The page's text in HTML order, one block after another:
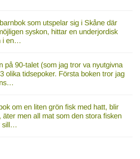
som utspelar sig i Skåne där
syskon, hittar en underjordisk
i en…
på 90-talet (som jag tror va nyutgivna
olika tidsepoker. Första boken tror jag
om en liten grön fisk med hatt, blir
äter men all mat som den stora fisken
sill…